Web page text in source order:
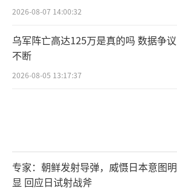
2026-08-07 14:00:32
乌军阵亡高达125万是真的吗 数据争议
不断
2026-08-05 13:17:37
专家：朝鲜发射导弹，威慑日本意图明
显 回应日试射战斧